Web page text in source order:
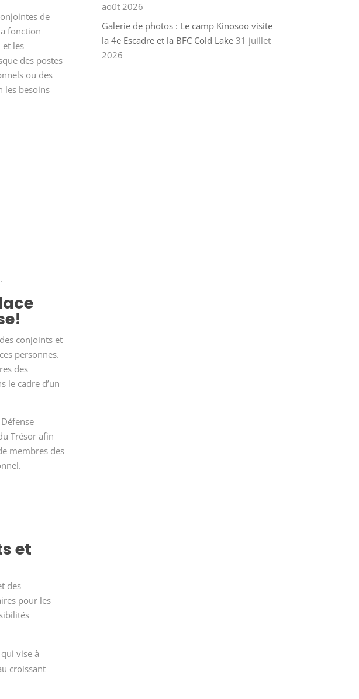
de
fonction
et les
des postes
ou des
les besoins
.
conjoints et
personnes.
des
le cadre d’un
Trésor afin
membres des
et
des
pour les
vise à
croissant
août 2026
Galerie de photos : Le camp Kinosoo visite
la 4e Escadre et la BFC Cold Lake 31 juillet
2026